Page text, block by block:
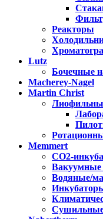
Реакторы
Lutz
Бочечные
Macherey-Nagel
Martin Christ
Memmert
CO2-
Водяные/